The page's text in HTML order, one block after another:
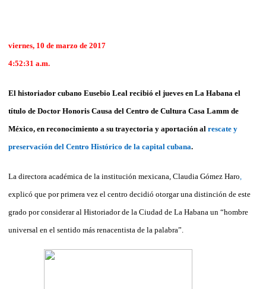
viernes, 10 de marzo de 2017
4:52:31 a.m.
El historiador cubano Eusebio Leal recibió el jueves en La Habana el
título de Doctor Honoris Causa del Centro de Cultura Casa Lamm de
México, en reconocimiento a su trayectoria y aportación al rescate y
preservación del Centro Histórico de la capital cubana.
La directora académica de la institución mexicana, Claudia Gómez Haro
explicó que por primera vez el centro decidió otorgar una distinción de este
grado por considerar al Historiador de la Ciudad de La Habana un “hombre
universal en el sentido más renacentista de la palabra”.